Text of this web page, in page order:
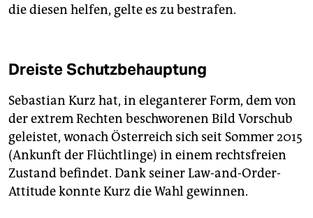
die diesen helfen, gelte es zu bestrafen.
Dreiste Schutzbehauptung
Sebastian Kurz hat, in eleganterer Form, dem von
der extrem Rechten beschworenen Bild Vorschub
geleistet, wonach Österreich sich seit Sommer 2015
(Ankunft der Flüchtlinge) in einem rechtsfreien
Zustand befindet. Dank seiner Law-and-Order-
Attitude konnte Kurz die Wahl gewinnen.